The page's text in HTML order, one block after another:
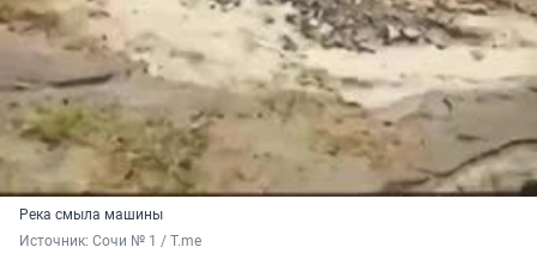
Река смыла машины
Источник: Сочи № 1 / T.me